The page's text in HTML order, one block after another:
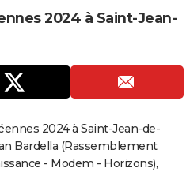
2024 à Saint-Jean-
2024 à Saint-Jean-de-
Bardella (Rassemblement
- Modem - Horizons),